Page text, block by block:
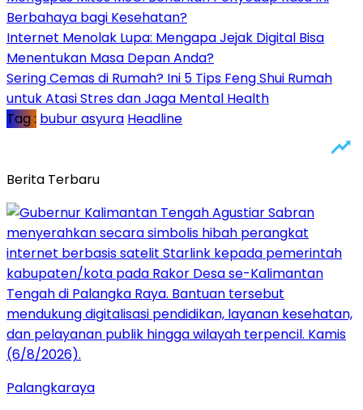
Berbahaya bagi Kesehatan?
Internet Menolak Lupa: Mengapa Jejak Digital Bisa
Menentukan Masa Depan Anda?
Sering Cemas di Rumah? Ini 5 Tips Feng Shui Rumah
untuk Atasi Stres dan Jaga Mental Health
Tag : bubur asyura Headline
Berita Terbaru
Palangkaraya